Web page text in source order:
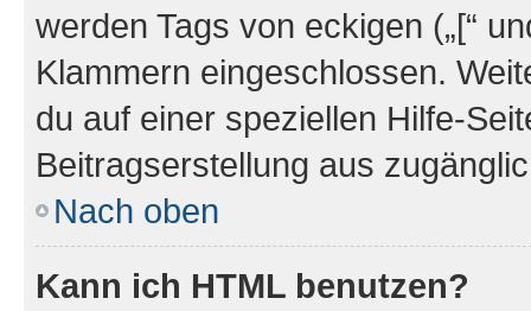
werden Tags von eckigen („[“
Klammern eingeschlossen.
du auf einer speziellen Hilfe-
Beitragserstellung aus
Nach oben
Kann ich HTML benutzen?